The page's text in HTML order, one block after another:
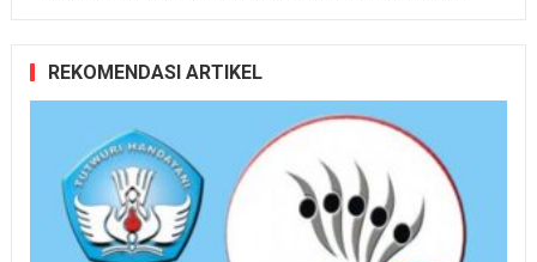
REKOMENDASI ARTIKEL